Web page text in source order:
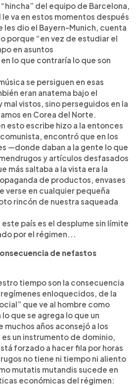
“hincha” del equipo de Barcelona,
va en estos momentos después
les dio el Bayern-Munich, cuenta
porque “en vez de estudiar el
en asuntos
lo que contraría lo que son
se persiguen en esas
eran anatema bajo el
mal vistos, sino perseguidos en la
en Corea del Norte.
esto escribe hizo a la entonces
encontró que en los
—donde daban a la gente lo que
y artículos desfasados
más saltaba a la vista era la
de productos, envases
verse en cualquier pequeña
rincón de nuestra saqueada
país es el desplume sin límite
por el régimen...
de nefastos
tiempo son la consecuencia
enloquecidos, de la
que ve al hombre como
que se agrega lo que un
muchos años aconsejó a los
un instrumento de dominio,
forzado a hacer fila por horas
no tiene ni tiempo ni aliento
mutatis mutandis sucede en
económicas del régimen: